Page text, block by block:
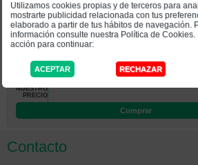
Bioderma Atoderm Intensive
NUESTRO
PRECIO
Comprar
Contacto
Utilizamos cookies propias y de terceros para
mostrarte publicidad relacionada con tus
elaborado a partir de tus hábitos de navegación.
información consulte nuestra Política de
acción para continuar: